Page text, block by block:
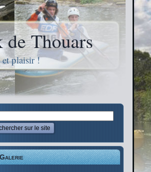
de Thouars
plaisir !
Galerie